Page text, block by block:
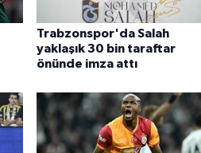
Trabzonspor'da Salah
yaklaşık 30 bin taraftar
önünde imza attı